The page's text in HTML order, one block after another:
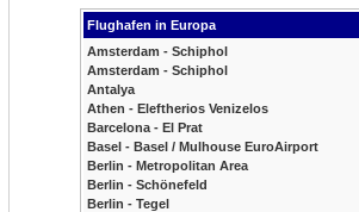
Flughafen in Europa
Amsterdam - Schiphol
Amsterdam - Schiphol
Antalya
Athen - Eleftherios Venizelos
Barcelona - El Prat
Basel - Basel / Mulhouse EuroAirport
Berlin - Metropolitan Area
Berlin - Schönefeld
Berlin - Tegel